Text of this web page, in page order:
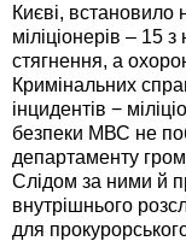
Києві, встановило
міліціонерів – 15
стягнення, а
Кримінальних
інцидентів −
безпеки МВС не
департаменту
Слідом за ними й
внутрішнього
для